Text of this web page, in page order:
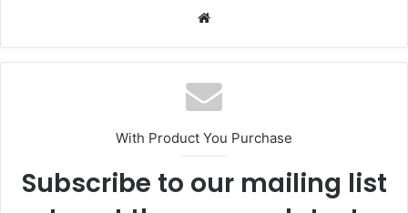
Website
With Product You Purchase
Subscribe to our mailing list